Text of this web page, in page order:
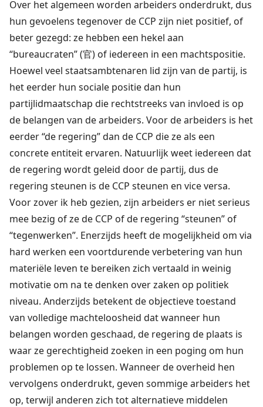
Over het algemeen worden arbeiders onderdrukt, dus
hun gevoelens tegenover de CCP zijn niet positief, of
beter gezegd: ze hebben een hekel aan
“bureaucraten” (官) of iedereen in een machtspositie.
Hoewel veel staatsambtenaren lid zijn van de partij, is
het eerder hun sociale positie dan hun
partijlidmaatschap die rechtstreeks van invloed is op
de belangen van de arbeiders. Voor de arbeiders is het
eerder “de regering” dan de CCP die ze als een
concrete entiteit ervaren. Natuurlijk weet iedereen dat
de regering wordt geleid door de partij, dus de
regering steunen is de CCP steunen en vice versa.
Voor zover ik heb gezien, zijn arbeiders er niet serieus
mee bezig of ze de CCP of de regering “steunen” of
“tegenwerken”. Enerzijds heeft de mogelijkheid om via
hard werken een voortdurende verbetering van hun
materiële leven te bereiken zich vertaald in weinig
motivatie om na te denken over zaken op politiek
niveau. Anderzijds betekent de objectieve toestand
van volledige machteloosheid dat wanneer hun
belangen worden geschaad, de regering de plaats is
waar ze gerechtigheid zoeken in een poging om hun
problemen op te lossen. Wanneer de overheid hen
vervolgens onderdrukt, geven sommige arbeiders het
op, terwijl anderen zich tot alternatieve middelen